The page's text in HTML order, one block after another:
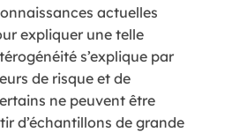
actuelles
expliquer une telle
s’explique par
de risque et de
ne peuvent être
d’échantillons de grande